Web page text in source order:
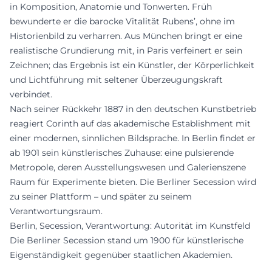
in Komposition, Anatomie und Tonwerten. Früh
bewunderte er die barocke Vitalität Rubens’, ohne im
Historienbild zu verharren. Aus München bringt er eine
realistische Grundierung mit, in Paris verfeinert er sein
Zeichnen; das Ergebnis ist ein Künstler, der Körperlichkeit
und Lichtführung mit seltener Überzeugungskraft
verbindet.
Nach seiner Rückkehr 1887 in den deutschen Kunstbetrieb
reagiert Corinth auf das akademische Establishment mit
einer modernen, sinnlichen Bildsprache. In Berlin findet er
ab 1901 sein künstlerisches Zuhause: eine pulsierende
Metropole, deren Ausstellungswesen und Galerienszene
Raum für Experimente bieten. Die Berliner Secession wird
zu seiner Plattform – und später zu seinem
Verantwortungsraum.
Berlin, Secession, Verantwortung: Autorität im Kunstfeld
Die Berliner Secession stand um 1900 für künstlerische
Eigenständigkeit gegenüber staatlichen Akademien.